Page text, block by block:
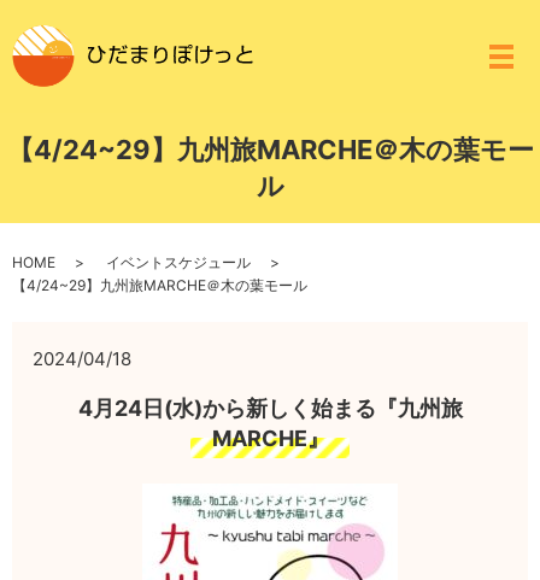
メ
【4/24~29】九州旅MARCHE＠木の葉モー
ル
HOME
イベントスケジュール
【4/24~29】九州旅MARCHE＠木の葉モール
2024/04/18
4月24日(水)から新しく始まる『九州旅
MARCHE』